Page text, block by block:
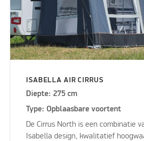
ISABELLA AIR CIRRUS
Diepte: 275 cm
Type: Opblaasbare voortent
De Cirrus North is een combinatie
Isabella design, kwalitatief